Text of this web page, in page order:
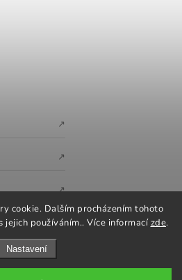
cookie. Dalším procházením tohoto
používáním.. Více informacízde.
Nastavení
↗
↗
↗